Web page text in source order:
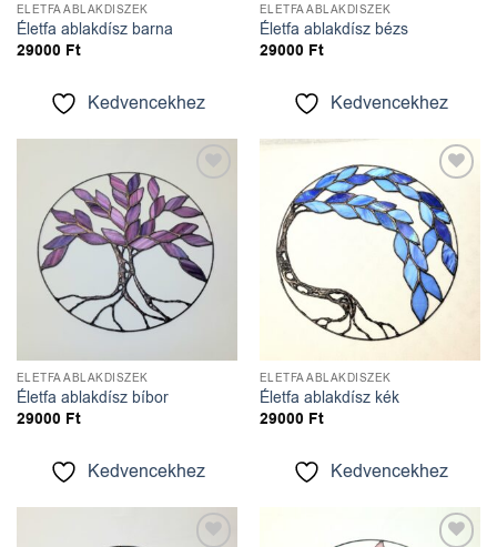
ÉLETFA ABLAKDÍSZEK
Életfa ablakdísz barna
29000 Ft
Kedvencekhez
ÉLETFA ABLAKDÍSZEK
Életfa ablakdísz bézs
29000 Ft
Kedvencekhez
Kedvencekhez
ÉLETFA ABLAKDÍSZEK
Életfa ablakdísz bíbor
29000 Ft
Kedvencekhez
Kedvencekhez
ÉLETFA ABLAKDÍSZEK
Életfa ablakdísz kék
29000 Ft
Kedvencekhez